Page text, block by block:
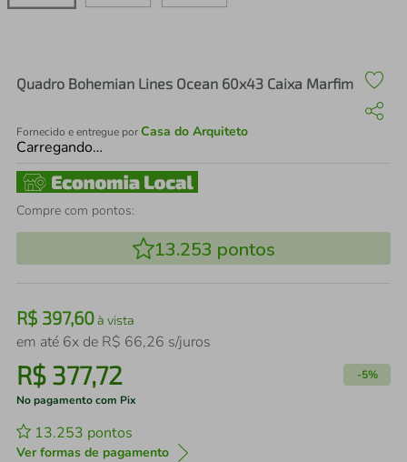
Quadro Bohemian Lines Ocean 60x43 Caixa Marfim
Fornecido e entregue porCasa do Arquiteto
Carregando…
Compre com pontos:
13.253 pontos
R$ 397,60à vista
em até 6x de R$ 66,26 s/juros
R$ 377,72 -5%
No pagamento com Pix
13.253 pontos
Ver formas de pagamento